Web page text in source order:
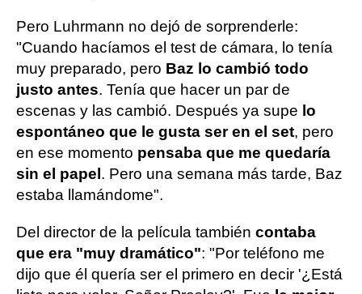
Pero Luhrmann no dejó de sorprenderle:
"Cuando hacíamos el test de cámara, lo tenía
muy preparado, pero Baz lo cambió todo
justo antes. Tenía que hacer un par de
escenas y las cambió. Después ya supe lo
espontáneo que le gusta ser en el set, pero
en ese momento pensaba que me quedaría
sin el papel . Pero una semana más tarde, Baz
estaba llamándome".
Del director de la película también contaba
que era "muy dramático": "Por teléfono me
dijo que él quería ser el primero en decir '¿Está